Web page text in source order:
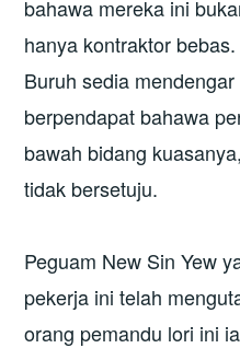
bahawa mereka ini
hanya kontraktor
Buruh sedia
berpendapat bahawa
bawah bidang
tidak bersetuju.
Peguam New Sin Yew
pekerja ini telah
orang pemandu lori ini